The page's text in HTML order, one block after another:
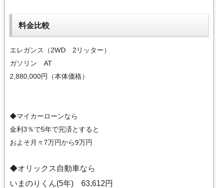
料金比較
エレガンス（2WD 2リッター）
ガソリン AT
2,880,000円（本体価格）
◆マイカーローンなら
金利3％で5年で完済とすると
およそ月々7万円から9万円
◆オリックス自動車なら
いまのりくん(5年) 63,612円